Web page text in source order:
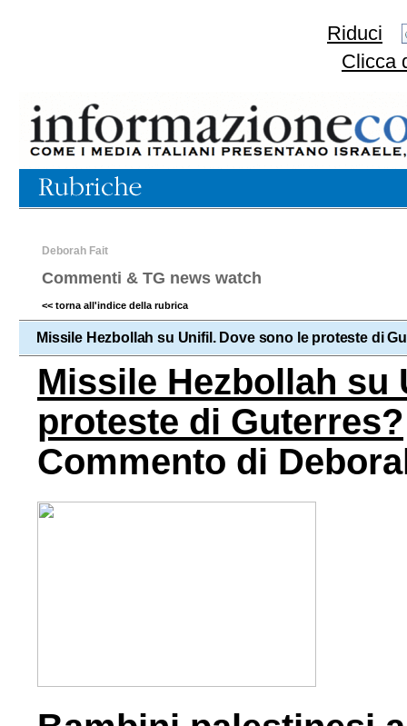
Riduci
Clicca
Deborah Fait
Commenti & TG news watch
<< torna all'indice della rubrica
Missile Hezbollah su Unifil. Dove sono le proteste di
Missile Hezbollah su
proteste di Guterres?
Commento di